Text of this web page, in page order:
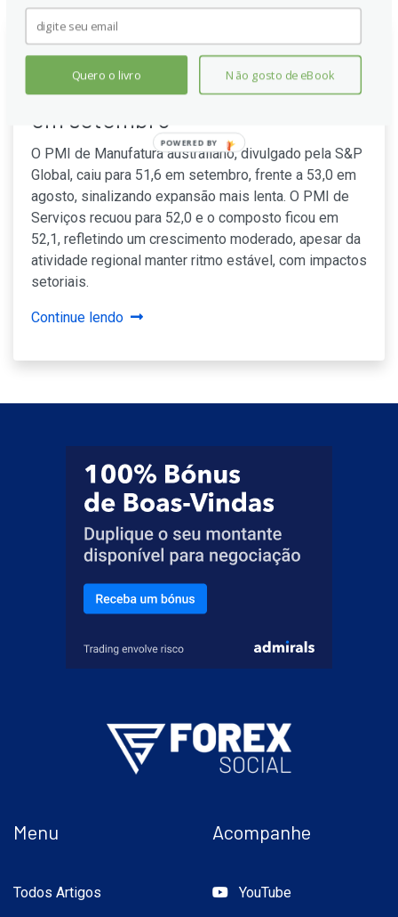
PMI de Manufatura da S&P
Global na Austrália cai para 51,6
em setembro
O PMI de Manufatura australiano, divulgado pela S&P
Global, caiu para 51,6 em setembro, frente a 53,0 em
agosto, sinalizando expansão mais lenta. O PMI de
Serviços recuou para 52,0 e o composto ficou em
52,1, refletindo um crescimento moderado, apesar da
atividade regional manter ritmo estável, com impactos
setoriais.
Continue lendo
Menu
Todos Artigos
Acompanhe
YouTube
Quero o livro Não gosto de eBook
POWERED BY